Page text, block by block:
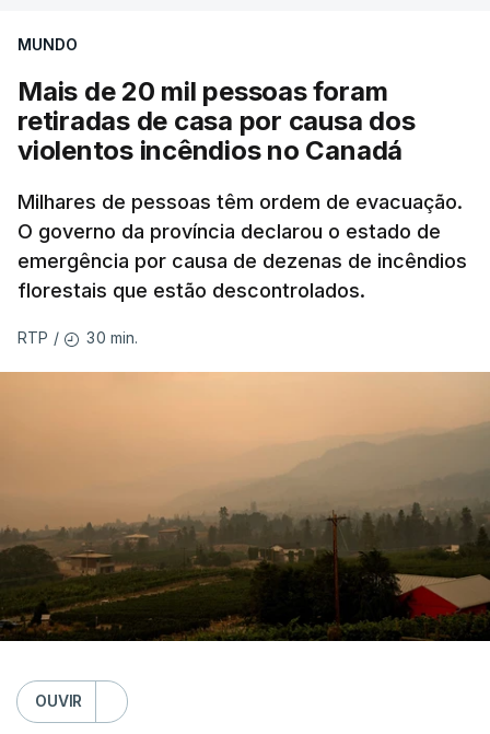
MUNDO
Mais de 20 mil pessoas foram
retiradas de casa por causa dos
violentos incêndios no Canadá
Milhares de pessoas têm ordem de evacuação.
O governo da província declarou o estado de
emergência por causa de dezenas de incêndios
florestais que estão descontrolados.
RTP / 30 min.
OUVIR